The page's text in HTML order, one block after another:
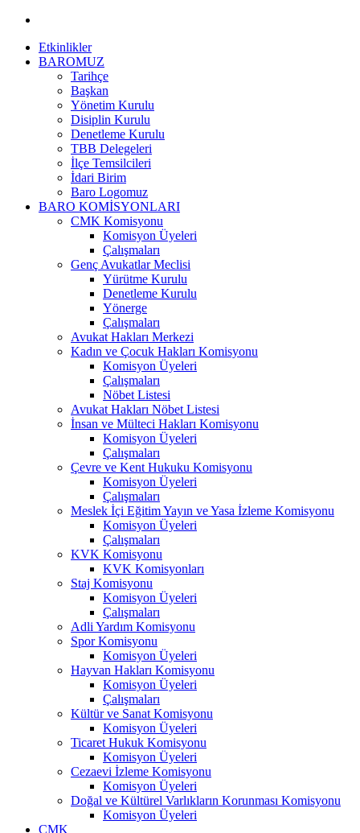
Etkinlikler
BAROMUZ
Tarihçe
Başkan
Yönetim Kurulu
Disiplin Kurulu
Denetleme Kurulu
TBB Delegeleri
İlçe Temsilcileri
İdari Birim
Baro Logomuz
BARO KOMİSYONLARI
CMK Komisyonu
Komisyon Üyeleri
Çalışmaları
Genç Avukatlar Meclisi
Yürütme Kurulu
Denetleme Kurulu
Yönerge
Çalışmaları
Avukat Hakları Merkezi
Kadın ve Çocuk Hakları Komisyonu
Komisyon Üyeleri
Çalışmaları
Nöbet Listesi
Avukat Hakları Nöbet Listesi
İnsan ve Mülteci Hakları Komisyonu
Komisyon Üyeleri
Çalışmaları
Çevre ve Kent Hukuku Komisyonu
Komisyon Üyeleri
Çalışmaları
Meslek İçi Eğitim Yayın ve Yasa İzleme Komisyonu
Komisyon Üyeleri
Çalışmaları
KVK Komisyonu
KVK Komisyonları
Staj Komisyonu
Komisyon Üyeleri
Çalışmaları
Adli Yardım Komisyonu
Spor Komisyonu
Komisyon Üyeleri
Hayvan Hakları Komisyonu
Komisyon Üyeleri
Çalışmaları
Kültür ve Sanat Komisyonu
Komisyon Üyeleri
Ticaret Hukuk Komisyonu
Komisyon Üyeleri
Cezaevi İzleme Komisyonu
Komisyon Üyeleri
Doğal ve Kültürel Varlıkların Korunması Komisyonu
Komisyon Üyeleri
CMK